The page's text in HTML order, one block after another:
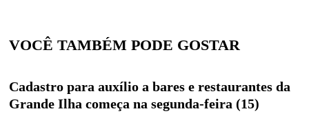
VOCÊ TAMBÉM PODE GOSTAR
Cadastro para auxílio a bares e restaurantes da
Grande Ilha começa na segunda-feira (15)